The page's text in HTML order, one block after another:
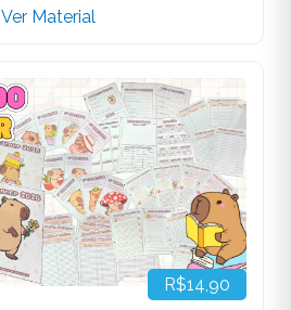
Ver Material
R$14,90